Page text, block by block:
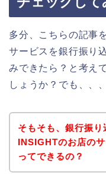
多分、こちらの記事
サービスを銀行振り
みできたら？と考え
しょうか？でも、、、
そもそも、銀行振
INSIGHTのお店の
ってできるの？